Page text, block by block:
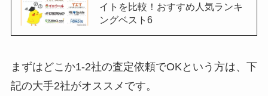
イトを比較！おすすめ人気ランキ
ングベスト6
まずはどこか1-2社の査定依頼でOKという方は、下
記の大手2社がオススメです。